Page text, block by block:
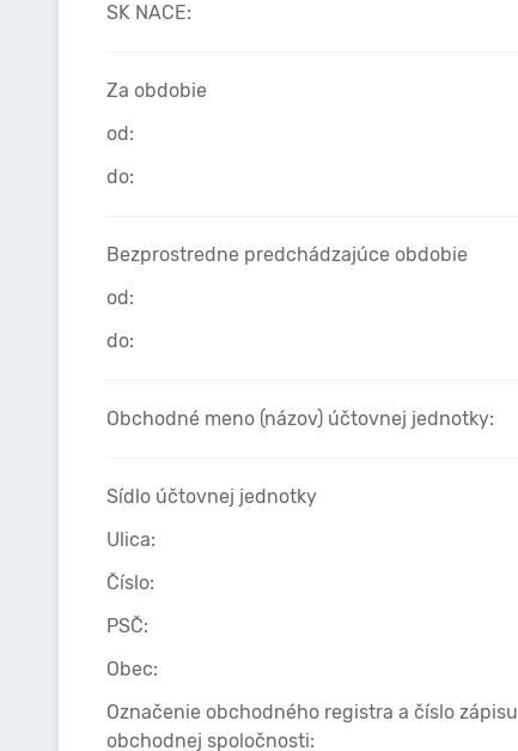
SK NACE:
Za obdobie
od:
do:
Bezprostredne predchádzajúce obdobie
od:
do:
Obchodné meno (názov) účtovnej jednotky:
Sídlo účtovnej jednotky
Ulica:
Číslo:
PSČ:
Obec:
Označenie obchodného registra a číslo zápisu
obchodnej spoločnosti: